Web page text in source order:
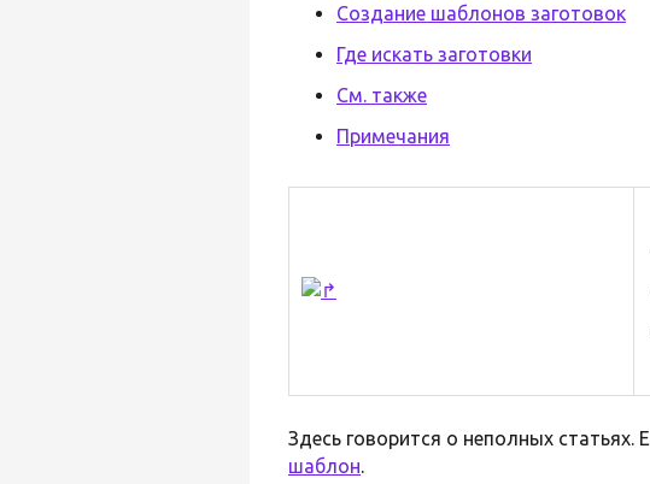
Создание шаблонов заготовок
Где искать заготовки
См. также
Примечания
Здесь говорится о неполных
шаблон.